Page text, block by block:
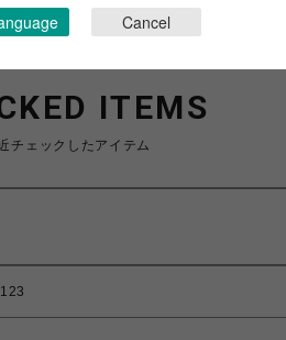
ITEMS
チェックしたアイテム
Cancel